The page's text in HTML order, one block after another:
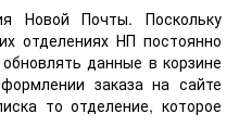
Новой Почты. Поскольку
отделениях НП постоянно
данные в корзине
заказа на сайте
то отделение, которое